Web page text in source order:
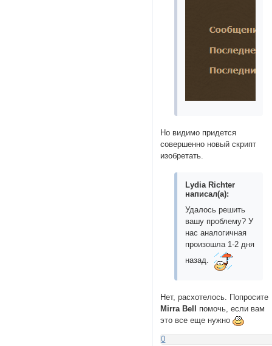
Но видимо придется
совершенно новый скрипт
изобретать.
Lydia Richter
написал(а):
Удалось решить
вашу проблему? У
нас аналогичная
произошла 1-2 дня
назад.
Нет, расхотелось. Попросите
Mirra Bell
помочь, если вам
это все еще нужно
0